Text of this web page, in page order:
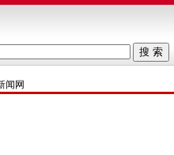
搜 索
闻网